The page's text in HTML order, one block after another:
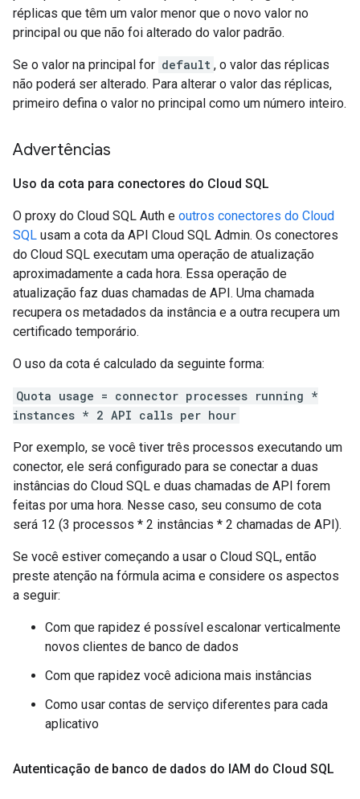
réplicas que têm um valor menor que o novo valor no
principal ou que não foi alterado do valor padrão.
Se o valor na principal for default , o valor das réplicas
não poderá ser alterado. Para alterar o valor das réplicas,
primeiro defina o valor no principal como um número inteiro.
Advertências
Uso da cota para conectores do Cloud SQL
O proxy do Cloud SQL Auth e outros conectores do Cloud
SQL usam a cota da API Cloud SQL Admin. Os conectores
do Cloud SQL executam uma operação de atualização
aproximadamente a cada hora. Essa operação de
atualização faz duas chamadas de API. Uma chamada
recupera os metadados da instância e a outra recupera um
certificado temporário.
O uso da cota é calculado da seguinte forma:
Quota usage = connector processes running *
instances * 2 API calls per hour
Por exemplo, se você tiver três processos executando um
conector, ele será configurado para se conectar a duas
instâncias do Cloud SQL e duas chamadas de API forem
feitas por uma hora. Nesse caso, seu consumo de cota
será 12 (3 processos * 2 instâncias * 2 chamadas de API).
Se você estiver começando a usar o Cloud SQL, então
preste atenção na fórmula acima e considere os aspectos
a seguir:
Com que rapidez é possível escalonar verticalmente
novos clientes de banco de dados
Com que rapidez você adiciona mais instâncias
Como usar contas de serviço diferentes para cada
aplicativo
Autenticação de banco de dados do IAM do Cloud SQL